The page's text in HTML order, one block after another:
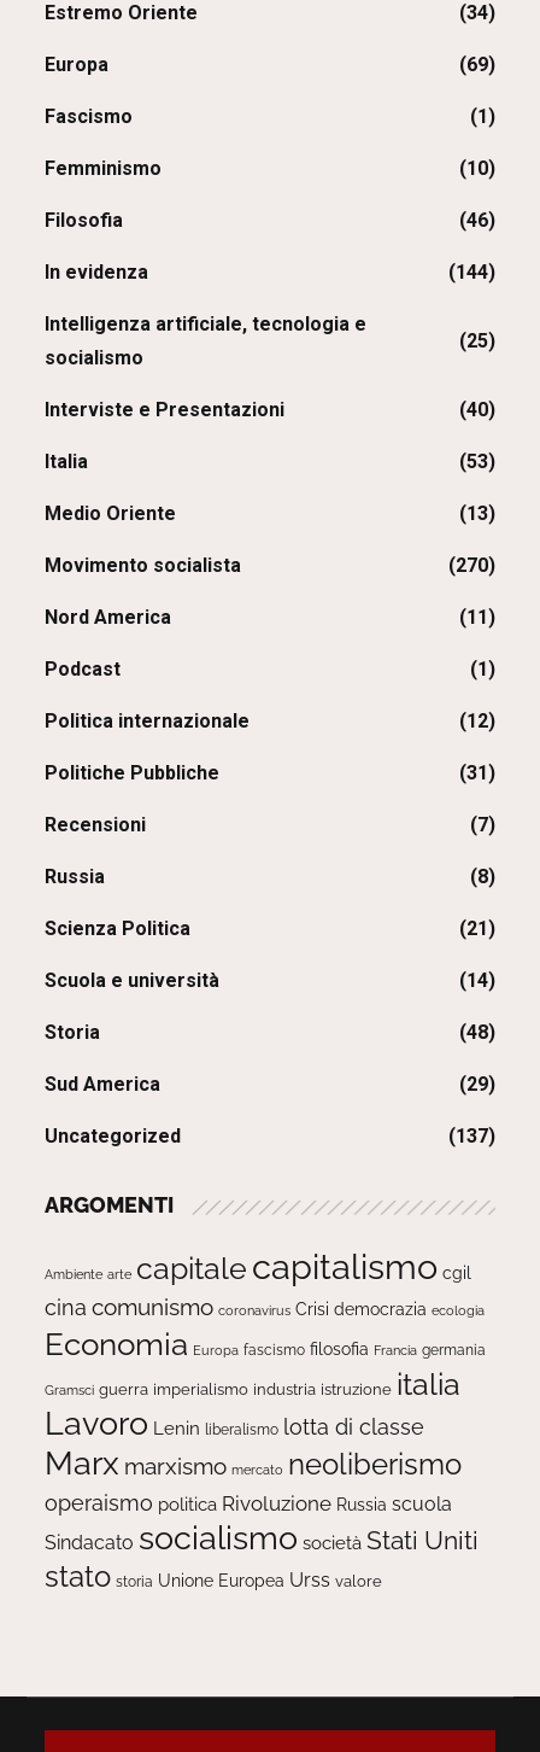
Estremo Oriente (34)
Europa (69)
Fascismo (1)
Femminismo (10)
Filosofia (46)
In evidenza (144)
Intelligenza artificiale, tecnologia e
socialismo
(25)
Interviste e Presentazioni (40)
Italia (53)
Medio Oriente (13)
Movimento socialista (270)
Nord America (11)
Podcast (1)
Politica internazionale (12)
Politiche Pubbliche (31)
Recensioni (7)
Russia (8)
Scienza Politica (21)
Scuola e università (14)
Storia (48)
Sud America (29)
Uncategorized (137)
ARGOMENTI
Ambiente arte capitale capitalismo cgil
cina comunismo coronavirus Crisi democrazia ecologia
Economia Europa fascismo filosofia Francia germania
Gramsci guerra imperialismo industria istruzione italia
Lavoro Lenin liberalismo lotta di classe
Marx marxismo mercato neoliberismo
operaismo politica Rivoluzione Russia scuola
Sindacato socialismo società Stati Uniti
stato storia Unione Europea Urss valore